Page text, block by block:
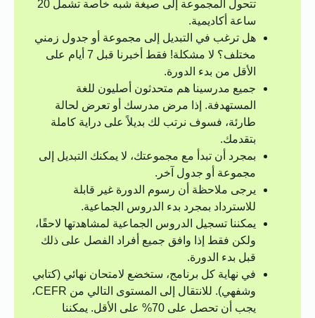
تتحول المجموعة إلى صيغة شبه خاصة تشمل 20
ساعة أكاديمية.
هل ترغب في التبديل إلى مجموعة أو جدول زمني
مختلف؟ لا مشكلة! فقط أخبرنا قبل 7 أيام على
الأقل من بدء الدورة.
جميع مدرسينا هم متحدثون أصليون للغة
المستهدفة. إذا مرض مدرسك أو تعرض لحالة
طارئة، فسوف نرتب لك بديلاً على دراية كاملة
بتقدمك.
بمجرد أن تبدأ مع مجموعتك، لا يمكنك التبديل إلى
مجموعة أو جدول آخر.
يرجى ملاحظة أن رسوم الدورة غير قابلة
للاسترداد بمجرد بدء الدروس الجماعية.
يمكننا تسجيل الدروس الجماعية لمشاهدتها لاحقًا،
ولكن فقط إذا وافق جميع أفراد الفصل على ذلك
قبل بدء الدورة.
في نهاية كل برنامج، ستخضع لامتحان نهائي (كتابي
وشفهي). للانتقال إلى المستوى التالي من CEFR،
يجب أن تحصل على 70% على الأقل. يمكننا